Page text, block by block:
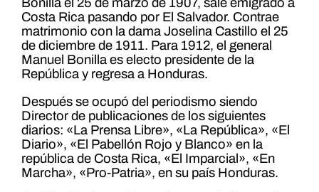
Bonilla el 25 de marzo de 1907, sale emigrado a
Costa Rica pasando por El Salvador. Contrae
matrimonio con la dama Joselina Castillo el 25
de diciembre de 1911. Para 1912, el general
Manuel Bonilla es electo presidente de la
República y regresa a Honduras.
Después se ocupó del periodismo siendo
Director de publicaciones de los siguientes
diarios: «La Prensa Libre», «La República», «El
Diario», «El Pabellón Rojo y Blanco» en la
república de Costa Rica, «El Imparcial», «En
Marcha», «Pro-Patria», en su país Honduras.